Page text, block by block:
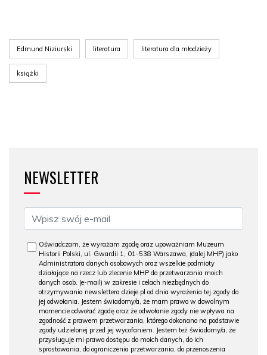
Edmund Niziurski literatura literatura dla młodzieży
książki
NEWSLETTER
Oświadczam, że wyrażam zgodę oraz upoważniam Muzeum
Historii Polski, ul. Gwardii 1, 01-538 Warszawa, (dalej MHP) jako
Administratora danych osobowych oraz wszelkie podmioty
działające na rzecz lub zlecenie MHP do przetwarzania moich
danych osob. (e-mail) w zakresie i celach niezbędnych do
otrzymywania newslettera dzieje.pl od dnia wyrażenia tej zgody do
jej odwołania. Jestem świadomy/a, że mam prawo w dowolnym
momencie odwołać zgodę oraz że odwołanie zgody nie wpływa na
zgodność z prawem przetwarzania, którego dokonano na podstawie
zgody udzielonej przed jej wycofaniem. Jestem też świadomy/a, że
przysługuje mi prawo dostępu do moich danych, do ich
sprostowania, do ograniczenia przetwarzania, do przenoszenia